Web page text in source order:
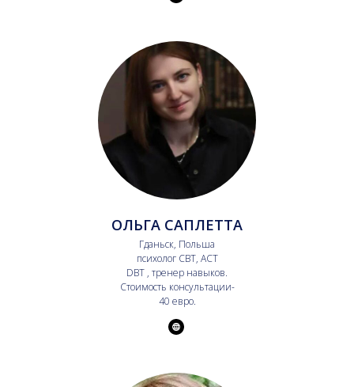
ОЛЬГА САПЛЕТТА
Гданьск, Польша
психолог CBT, ACT
DBT , тренер навыков.
Стоимость консультации-
40 евро.